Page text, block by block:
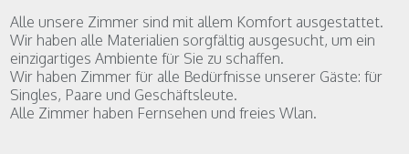
Alle unsere Zimmer sind mit allem Komfort ausgestattet.
Wir haben alle Materialien sorgfältig ausgesucht, um ein
einzigartiges Ambiente für Sie zu schaffen.
Wir haben Zimmer für alle Bedürfnisse unserer Gäste: für
Singles, Paare und Geschäftsleute.
Alle Zimmer haben Fernsehen und freies Wlan.